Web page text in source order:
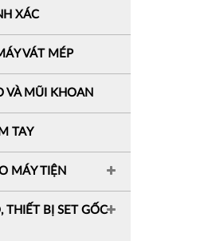
XÁC
VÁT MÉP
VÀ MŨI KHOAN
TAY
MÁY TIỆN
THIẾT BỊ SET GỐC